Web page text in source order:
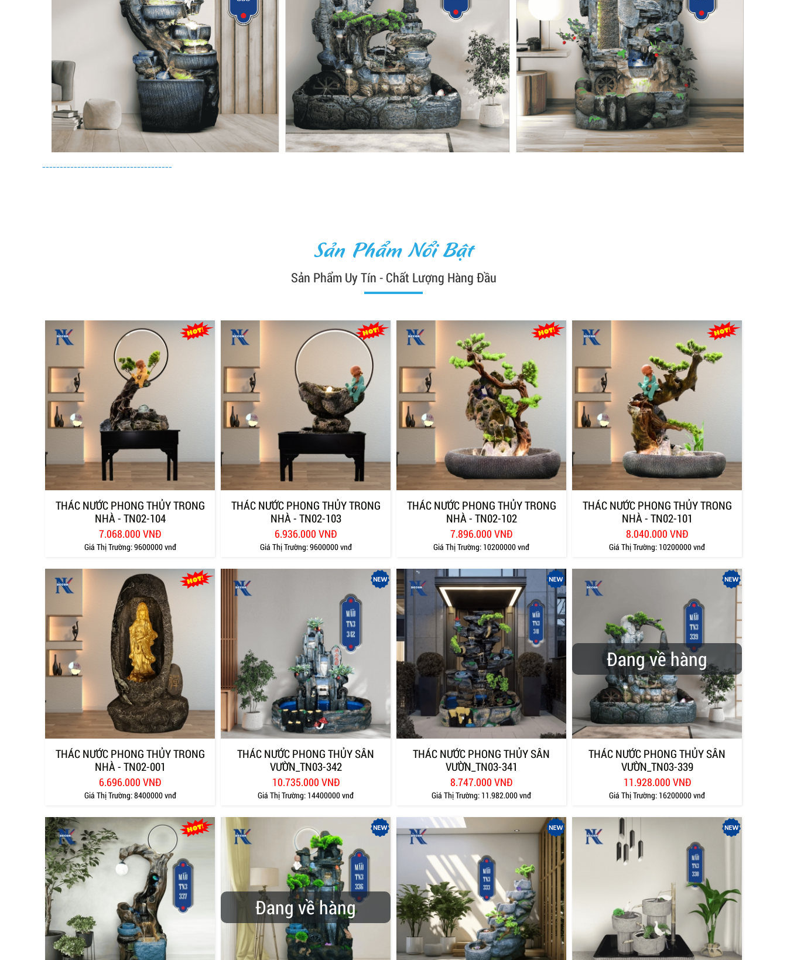
-------------------------------------
Sản Phẩm Nổi Bật
Sản Phẩm Uy Tín - Chất Lượng Hàng Đầu
THÁC NƯỚC PHONG THỦY TRONG
NHÀ - TN02-104
7.068.000 VNĐ
Giá Thị Trường:9600000 vnđ
THÁC NƯỚC PHONG THỦY TRONG
NHÀ - TN02-103
6.936.000 VNĐ
Giá Thị Trường:9600000 vnđ
THÁC NƯỚC PHONG THỦY TRONG
NHÀ - TN02-102
7.896.000 VNĐ
Giá Thị Trường: 10200000 vnđ
THÁC NƯỚC PHONG THỦY TRONG
NHÀ - TN02-101
8.040.000 VNĐ
Giá Thị Trường: 10200000 vnđ
THÁC NƯỚC PHONG THỦY TRONG
NHÀ - TN02-001
6.696.000 VNĐ
Giá Thị Trường:8400000 vnđ
THÁC NƯỚC PHONG THỦY SÂN
VƯỜN_TN03-342
10.735.000 VNĐ
Giá Thị Trường: 14400000 vnđ
THÁC NƯỚC PHONG THỦY SÂN
VƯỜN_TN03-341
8.747.000 VNĐ
Giá Thị Trường: 11.982.000 vnđ
Đang về hàng
THÁC NƯỚC PHONG THỦY SÂN
VƯỜN_TN03-339
11.928.000 VNĐ
Giá Thị Trường: 16200000 vnđ
Đang về hàng